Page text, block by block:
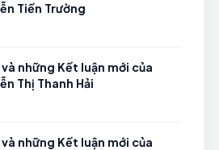
Tiến Trường
những Kết luận mới của
Thị Thanh Hải
những Kết luận mới của